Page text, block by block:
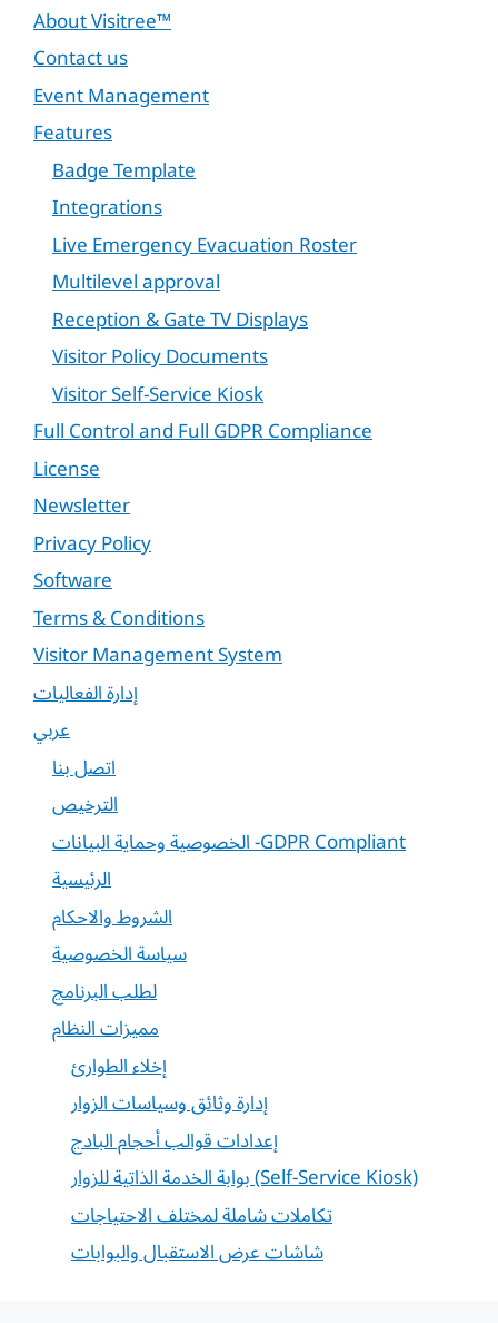
About Visitree™
Contact us
Event Management
Features
Badge Template
Integrations
Live Emergency Evacuation Roster
Multilevel approval
Reception & Gate TV Displays
Visitor Policy Documents
Visitor Self-Service Kiosk
Full Control and Full GDPR Compliance
License
Newsletter
Privacy Policy
Software
Terms & Conditions
Visitor Management System
إدارة الفعاليات
عربي
اتصل بنا
الترخيص
الخصوصية وحماية البيانات -GDPR Compliant
الرئيسية
الشروط والاحكام
سياسة الخصوصية
لطلب البرنامج
مميزات النظام
إخلاء الطوارئ
إدارة وثائق وسياسات الزوار
إعدادات قوالب أحجام البادج
بوابة الخدمة الذاتية للزوار (Self-Service Kiosk)
تكاملات شاملة لمختلف الاحتياجات
شاشات عرض الاستقبال والبوابات